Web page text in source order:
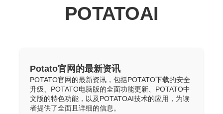
POTATOAI
Potato官网的最新资讯
POTATO官网的最新资讯，包括POTATO下载的安全
升级、POTATO电脑版的全面功能更新、POTATO中
文版的特色功能，以及POTATOAI技术的应用，为读
者提供了全面且详细的信息。